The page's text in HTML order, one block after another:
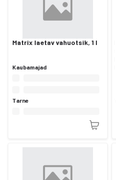
Matrix laetav vahuotsik, 1 l
Kaubamajad
Tarne